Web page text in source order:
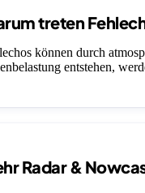
treten
können durch
entstehen,
Radar &